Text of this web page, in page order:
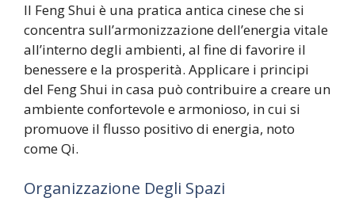
Il Feng Shui è una pratica antica cinese che si
concentra sull’armonizzazione dell’energia vitale
all’interno degli ambienti, al fine di favorire il
benessere e la prosperità. Applicare i principi
del Feng Shui in casa può contribuire a creare un
ambiente confortevole e armonioso, in cui si
promuove il flusso positivo di energia, noto
come Qi.
Organizzazione Degli Spazi